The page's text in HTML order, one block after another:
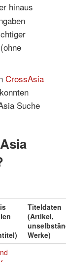
hinaus
CrossAsia
Suche
Titeldaten
(Artikel,
Werke)